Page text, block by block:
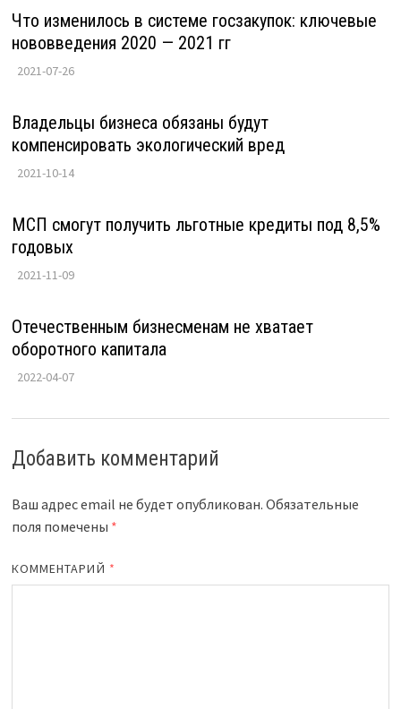
Что изменилось в системе госзакупок: ключевые
нововведения 2020 — 2021 гг
2021-07-26
Владельцы бизнеса обязаны будут
компенсировать экологический вред
2021-10-14
МСП смогут получить льготные кредиты под 8,5%
годовых
2021-11-09
Отечественным бизнесменам не хватает
оборотного капитала
2022-04-07
Добавить комментарий
Ваш адрес email не будет опубликован. Обязательные
поля помечены *
КОММЕНТАРИЙ *